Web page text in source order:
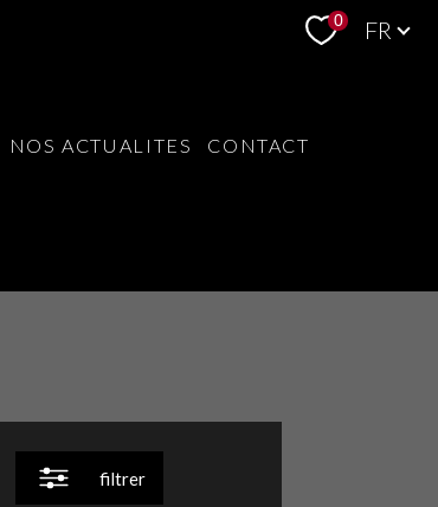
0 FR
NOS ACTUALITES CONTACT
filtrer